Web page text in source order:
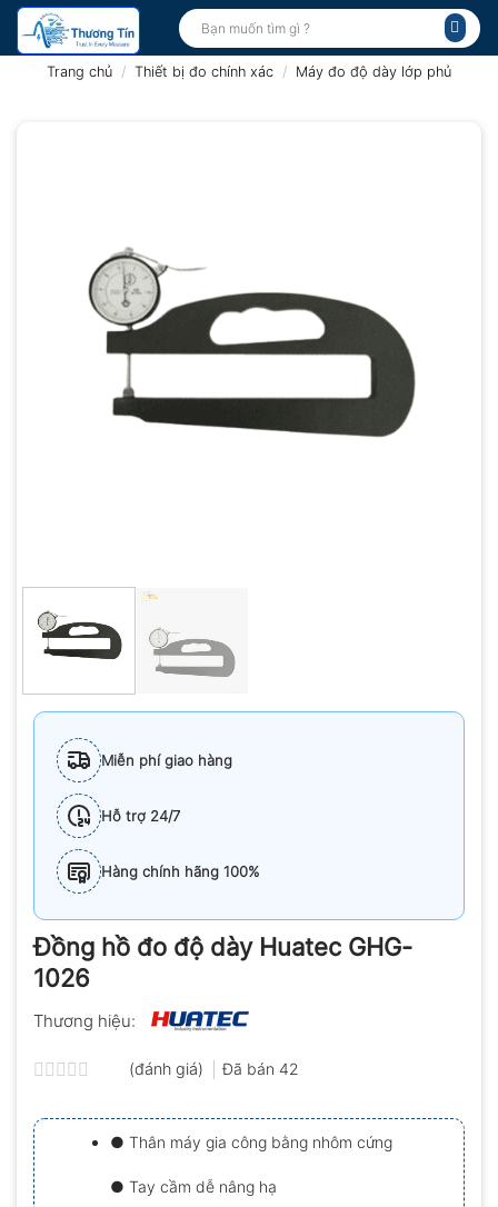
Bỏ
qua
Tìm
kiếm:
Trang chủ / Thiết bị đo chính xác / Máy đo độ dày lớp phủ
Miễn phí giao hàng
Hỗ trợ 24/7
Hàng chính hãng 100%
Đồng hồ đo độ dày Huatec GHG-
1026
Thương hiệu:
xếp
hạng
0.0
5
sao
(đánh giá) Đã bán 42
● Thân máy gia công bằng nhôm cứng
● Tay cầm dễ nâng hạ